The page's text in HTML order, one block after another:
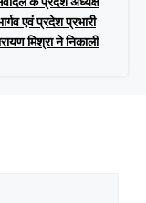
एवं प्रदेश प्रभारी
मिश्रा ने निकाली